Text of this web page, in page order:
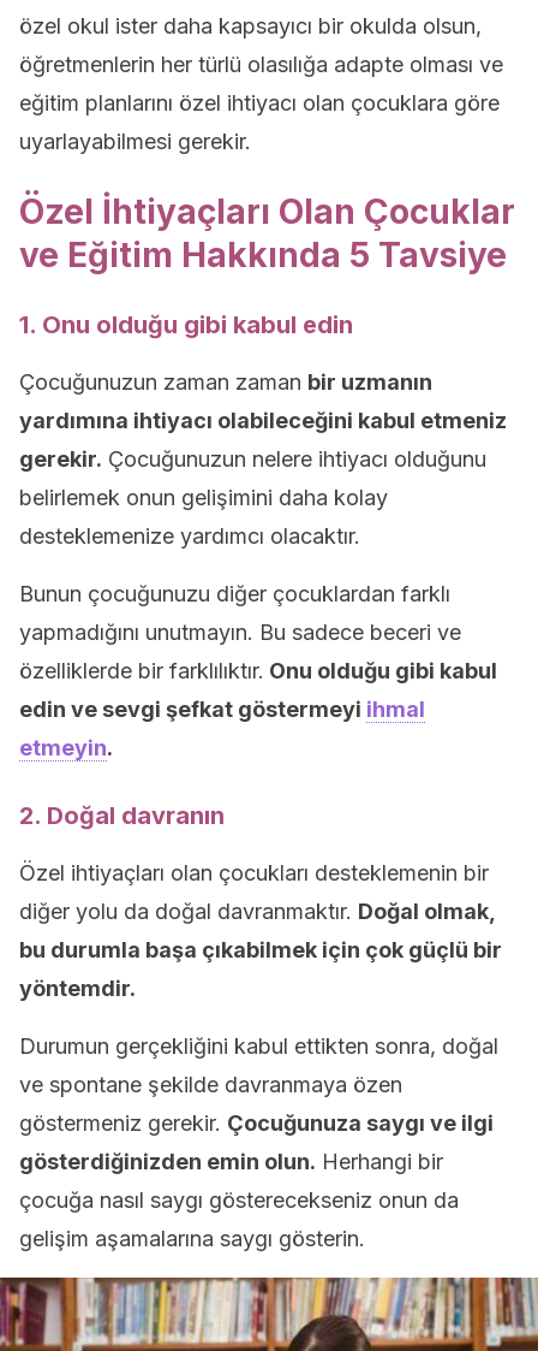
özel okul ister daha kapsayıcı bir okulda olsun,
öğretmenlerin her türlü olasılığa adapte olması ve
eğitim planlarını özel ihtiyacı olan çocuklara göre
uyarlayabilmesi gerekir.
Özel İhtiyaçları Olan Çocuklar
ve Eğitim Hakkında 5 Tavsiye
1. Onu olduğu gibi kabul edin
Çocuğunuzun zaman zaman bir uzmanın
yardımına ihtiyacı olabileceğini kabul etmeniz
gerekir. Çocuğunuzun nelere ihtiyacı olduğunu
belirlemek onun gelişimini daha kolay
desteklemenize yardımcı olacaktır.
Bunun çocuğunuzu diğer çocuklardan farklı
yapmadığını unutmayın. Bu sadece beceri ve
özelliklerde bir farklılıktır. Onu olduğu gibi kabul
edin ve sevgi şefkat göstermeyi ihmal
etmeyin.
2. Doğal davranın
Özel ihtiyaçları olan çocukları desteklemenin bir
diğer yolu da doğal davranmaktır. Doğal olmak,
bu durumla başa çıkabilmek için çok güçlü bir
yöntemdir.
Durumun gerçekliğini kabul ettikten sonra, doğal
ve spontane şekilde davranmaya özen
göstermeniz gerekir. Çocuğunuza saygı ve ilgi
gösterdiğinizden emin olun. Herhangi bir
çocuğa nasıl saygı gösterecekseniz onun da
gelişim aşamalarına saygı gösterin.